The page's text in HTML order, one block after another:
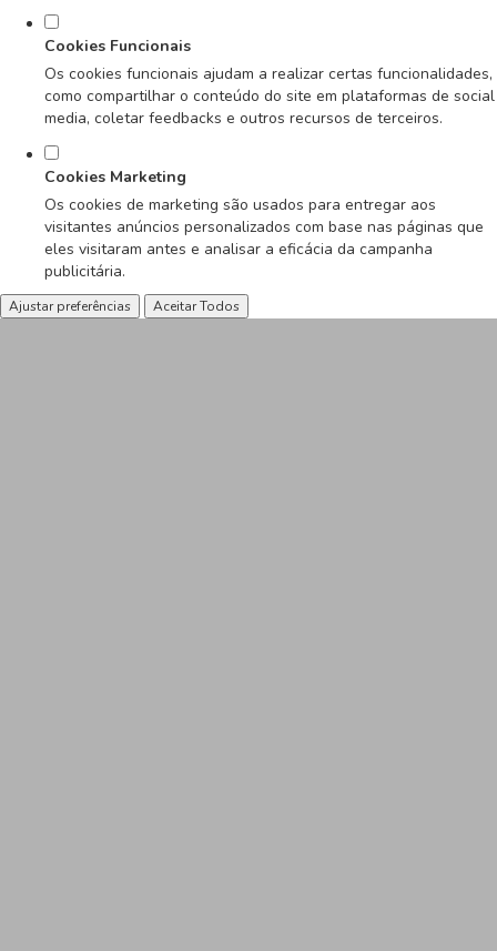
Cookies Funcionais
Os cookies funcionais ajudam a realizar certas funcionalidades,
como compartilhar o conteúdo do site em plataformas de social
media, coletar feedbacks e outros recursos de terceiros.
Cookies Marketing
Os cookies de marketing são usados para entregar aos
visitantes anúncios personalizados com base nas páginas que
eles visitaram antes e analisar a eficácia da campanha
publicitária.
Ajustar preferências Aceitar Todos